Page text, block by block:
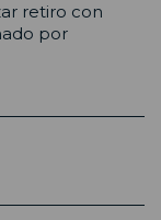
retiro con
por